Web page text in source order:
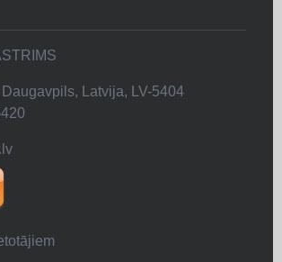
Latvija, LV-5404